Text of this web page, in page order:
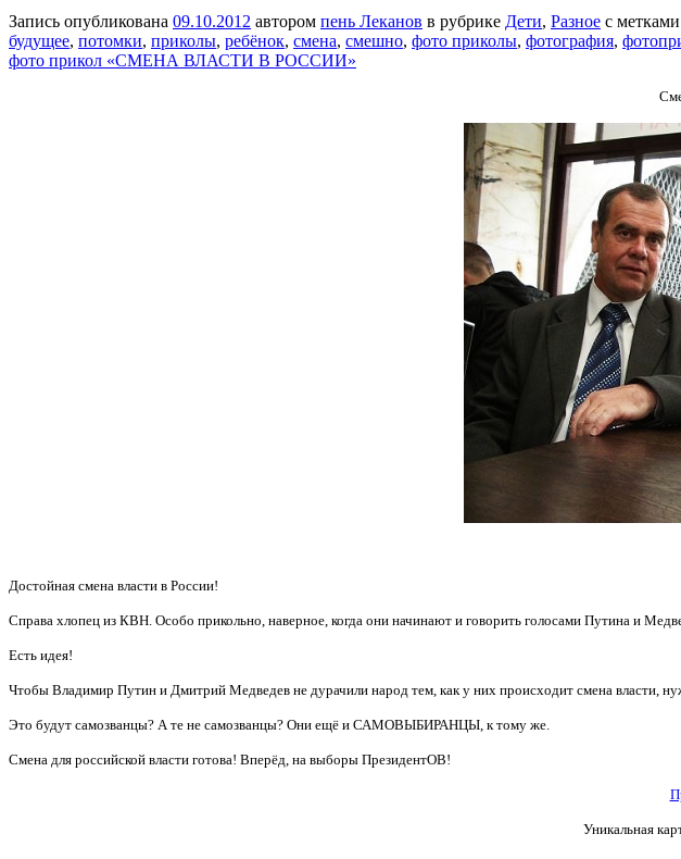
Запись опубликована 09.10.2012 автором пень Леканов в рубрике Дети, Разное с метками
будущее, потомки, приколы, ребёнок, смена, смешно, фото приколы, фотография,
фото прикол «СМЕНА ВЛАСТИ В РОССИИ»
Достойная смена власти в России!
Справа хлопец из КВН. Особо прикольно, наверное, когда они начинают и говорить голосами Путина и
Есть идея!
Чтобы Владимир Путин и Дмитрий Медведев не дурачили народ тем, как у них происходит смена власти,
Это будут самозванцы? А те не самозванцы? Они ещё и САМОВЫБИРАНЦЫ, к тому же.
Смена для российской власти готова! Вперёд, на выборы ПрезидентОВ!
Уникальная